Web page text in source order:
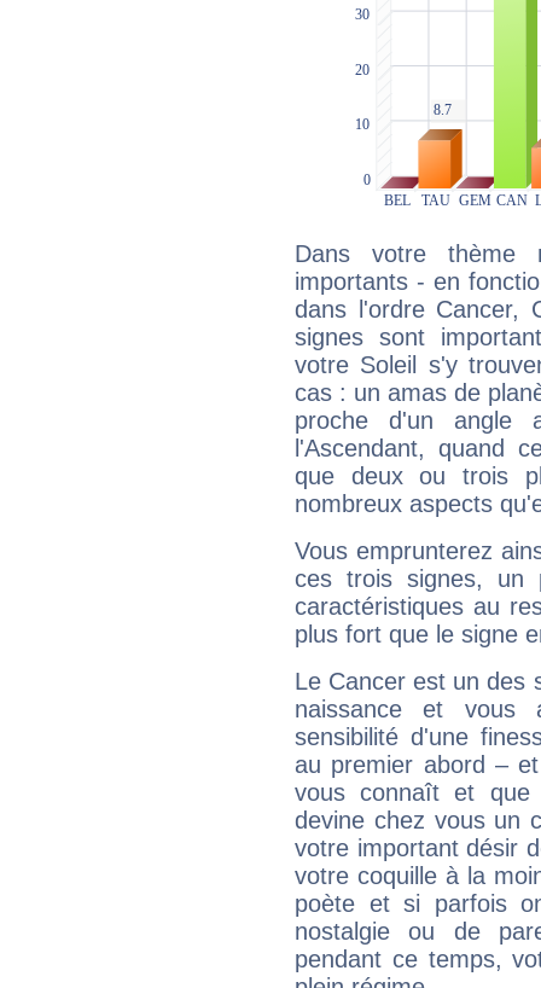
Dans votre thème
importants - en
dans l'ordre Cancer,
signes sont
votre Soleil s'y
cas : un amas de
proche d'un
l'Ascendant, quand
que deux ou trois
nombreux aspects
Vous emprunterez
ces trois signes, un
caractéristiques au
plus fort que le signe
Le Cancer est un des
naissance et vous
sensibilité d'une
au premier abord –
vous connaît et
devine chez vous un
votre important désir
votre coquille à la
poète et si parfois
nostalgie ou de
pendant ce temps,